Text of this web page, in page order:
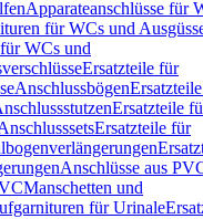
Apparateanschlüsse für
für WCs und
WCs und
Ersatzteile für
Anschlussbögen
Ersatzteile
Ersatzteile für
Anschlüsse aus
Manschetten und
für Urinale